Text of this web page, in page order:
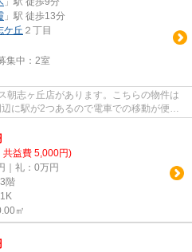
」駅 徒歩13分
ケ丘 ２丁目
集中： 2室
朝志ヶ丘店があります。こちらの物件は
に駅が2つあるので電車での移動が便利
共益費 5,000円)
｜礼：0万円
階
㎡